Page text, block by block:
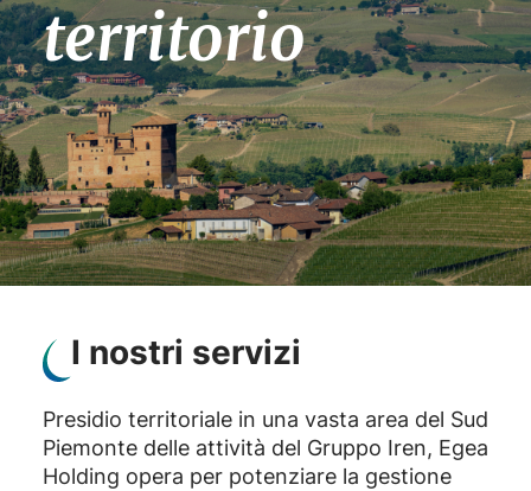
territorio
I nostri servizi
Presidio territoriale in una vasta area del Sud
Piemonte delle attività del Gruppo Iren, Egea
Holding opera per potenziare la gestione